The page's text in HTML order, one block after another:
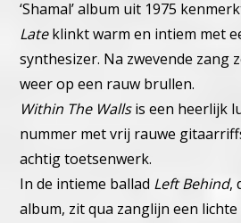
‘Shamal’ album uit 1975
Lateklinkt warm en intiem met
synthesizer. Na zwevende zang
weer op een rauw brullen.
Within The Wallsis een heerlijk
nummer met vrij rauwe
achtig toetsenwerk.
In de intieme ballad Left Behind,
album, zit qua zanglijn een lichte